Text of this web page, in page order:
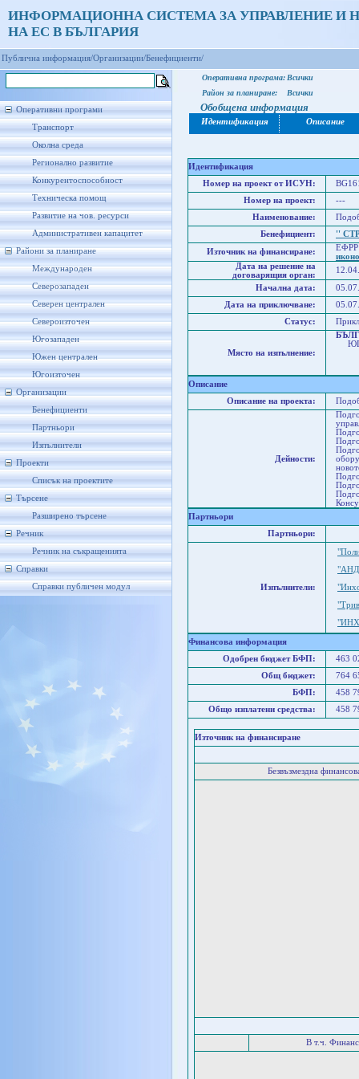
ИНФОРМАЦИОННА СИСТЕМА ЗА УПРАВЛЕНИЕ И
НА ЕС В БЪЛГАРИЯ
Публична информация/Организации/Бенефициенти/
Оперативни програми
Транспорт
Околна среда
Регионално развитие
Конкурентоспособност
Техническа помощ
Развитие на чов. ресурси
Административен капацитет
Райони за планиране
Международен
Северозападен
Северен централен
Североизточен
Югозападен
Южен централен
Югоизточен
Организации
Бенефициенти
Партньори
Изпълнители
Проекти
Списък на проектите
Търсене
Разширено търсене
Речник
Речник на съкращенията
Справки
Справки публичен модул
Оперативна програма: Всички
Район за планиране:
Всички
Обобщена информация
Идентификация Описание
Идентификация
Номер на проект от ИСУН:
Номер на проект:
---
Наименование:
Бенефициент:
''
Източник на финансиране:
Дата на решение на
договарящия орган:
Начална дата:
Дата на приключване:
Статус:
Място на изпълнение:
Описание
Описание на проекта:
Дейности:
Партньори
Партньори:
Изпълнители:
Финансова информация
Одобрен бюджет БФП:
463
Общ бюджет:
764
БФП:
458
Общо изплатени средства:
458
Източник на финансиране
Безвъзмездна
В т.ч.